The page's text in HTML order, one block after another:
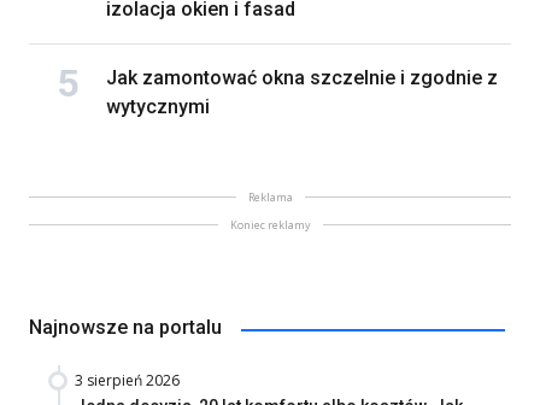
izolacja okien i fasad
Jak zamontować okna szczelnie i zgodnie z
wytycznymi
Reklama
Koniec reklamy
Najnowsze na portalu
3 sierpień 2026